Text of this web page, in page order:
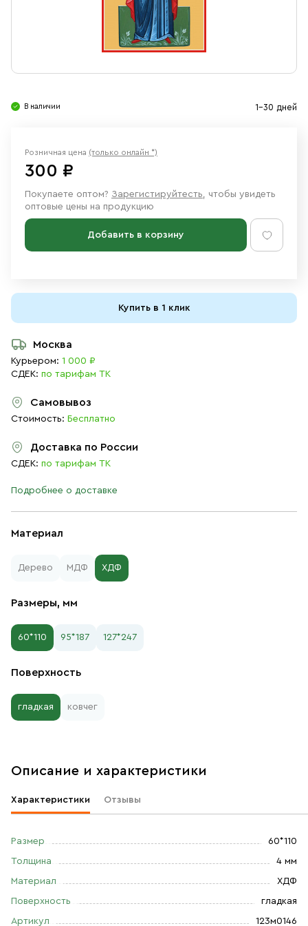
В наличии 1-30 дней
Материал
Дерево МДФ ХДФ
Размеры, мм
60*110 95*187 127*247
Поверхность
гладкая ковчег
Розничная цена (только онлайн *)
300 ₽
Покупаете оптом? Зарегистируйтесть, чтобы увидеть
оптовые цены на продукцию
Добавить в корзину
Купить в 1 клик
Москва
Курьером: 1 000 ₽
СДЕК: по тарифам ТК
Самовывоз
Стоимость: Бесплатно
Доставка по России
СДЕК: по тарифам ТК
Подробнее о доставке
Описание и характеристики
Характеристики Отзывы
Размер 60*110
Толщина 4 мм
Материал ХДФ
Поверхность гладкая
Артикул 123м0146